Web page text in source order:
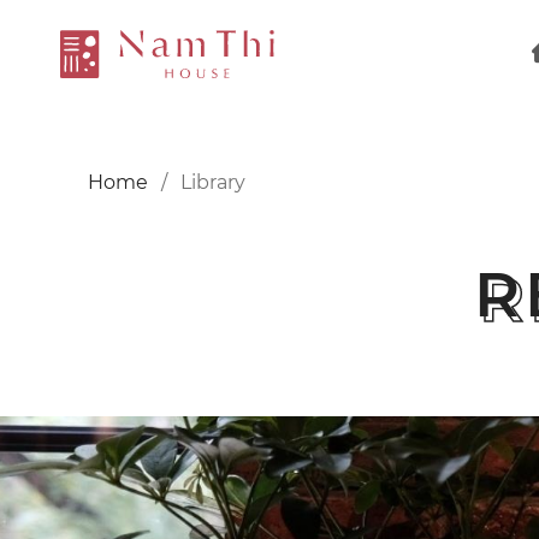
Home Library